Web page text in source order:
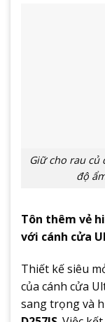
Giữ cho rau củ
độ
Tôn thêm vẻ
với cánh cửa
Thiết kế siêu
của cánh cửa
sang trọng và